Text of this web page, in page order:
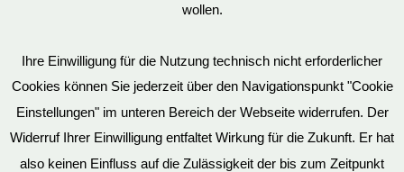
inkl. 19 % MwSt.
wollen.
Ihre Einwilligung für die Nutzung technisch nicht erforderlicher
Cookies können Sie jederzeit über den Navigationspunkt "Cookie
Einstellungen" im unteren Bereich der Webseite widerrufen. Der
Widerruf Ihrer Einwilligung entfaltet Wirkung für die Zukunft. Er hat
also keinen Einfluss auf die Zulässigkeit der bis zum Zeitpunkt